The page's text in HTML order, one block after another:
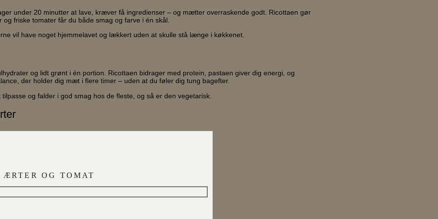
under 20 minutter at lave, kræver få ingredienser – og mætter overraskende godt. Ricottaen gør
friske tomater får du både smag og farve i én skål.
vil have noget hjemmelavet og lækkert uden at skulle stå længe i køkkenet.
og lidt grønt i én portion. Ricottaen bidrager med protein, pastaen giver dig energi, og
der holder dig mæt i flere timer – uden at du føler dig tung bagefter.
og falder i god smag hos de fleste, og så er den vegetarisk.
OG TOMAT